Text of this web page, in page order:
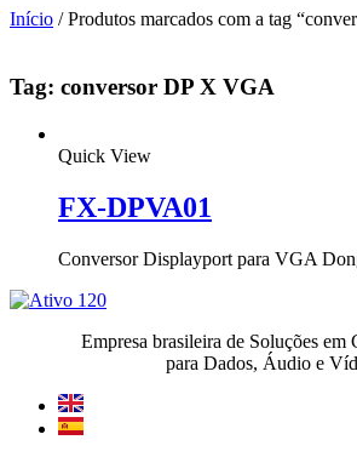
Início / Produtos marcados com a tag
Tag: conversor DP X VGA
Quick View
FX-DPVA01
Conversor Displayport para VGA
Empresa brasileira de Soluções em
para Dados, Áudio e